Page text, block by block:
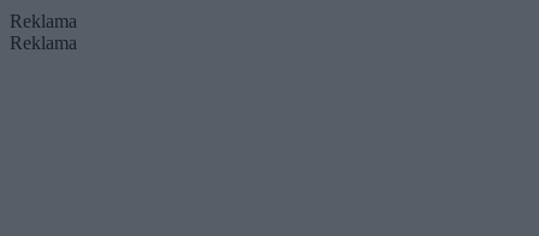
Reklama
Reklama